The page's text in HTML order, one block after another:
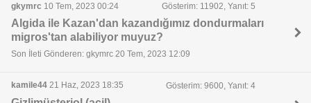
gkymrc 10 Tem, 2023 00:24 Gösterim: 11902, Yanıt: 5
Algida ile Kazan'dan kazandığımız dondurmaları
migros'tan alabiliyor muyuz?
Son İleti Gönderen: gkymrc 20 Tem, 2023 12:09
kamile44 21 Haz, 2023 18:35 Gösterim: 9600, Yanıt: 4